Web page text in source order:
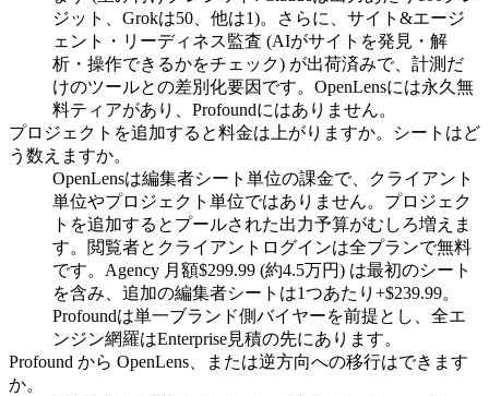
ジット、Grokは50、他は1)。さらに、サイト&エージ
ェント・リーディネス監査 (AIがサイトを発見・解
析・操作できるかをチェック) が出荷済みで、計測だ
けのツールとの差別化要因です。OpenLensには永久無
料ティアがあり、Profoundにはありません。
プロジェクトを追加すると料金は上がりますか。シートはど
う数えますか。
OpenLensは編集者シート単位の課金で、クライアント
単位やプロジェクト単位ではありません。プロジェク
トを追加するとプールされた出力予算がむしろ増えま
す。閲覧者とクライアントログインは全プランで無料
です。Agency 月額$299.99 (約4.5万円) は最初のシート
を含み、追加の編集者シートは1つあたり+$239.99。
Profoundは単一ブランド側バイヤーを前提とし、全エ
ンジン網羅はEnterprise見積の先にあります。
Profound から OpenLens、または逆方向への移行はできます
か。